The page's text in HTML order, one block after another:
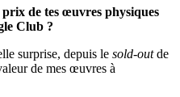
de tes œuvres physiques
Club ?
surprise, depuis le sold-outde
de mes œuvres à